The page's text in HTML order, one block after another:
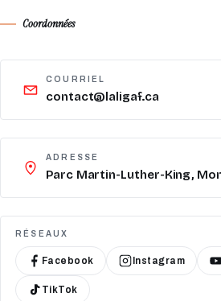
Coordonnées
COURRIEL
contact@laligaf.ca
ADRESSE
Parc Martin-Luther-King,
RÉSEAUX
Facebook Instagram
TikTok